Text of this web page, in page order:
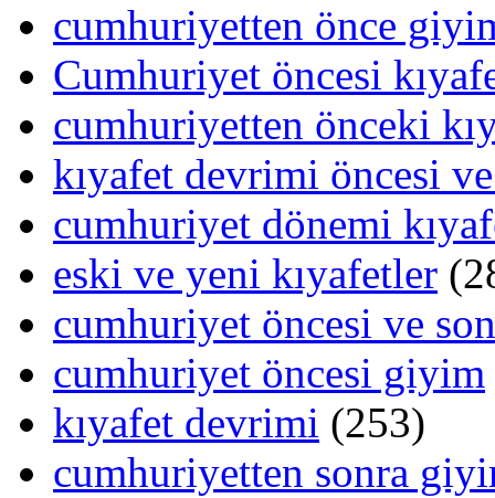
cumhuriyetten önce
Cumhuriyet öncesi
cumhuriyetten önceki
kıyafet devrimi öncesi ve
cumhuriyet dönemi
eski ve yeni kıyafetler
cumhuriyet öncesi ve
cumhuriyet öncesi giyim
kıyafet devrimi (253)
cumhuriyetten sonra